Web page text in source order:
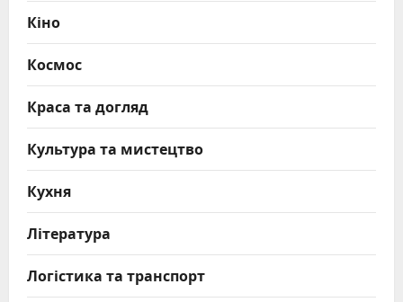
Кіно
Космос
Краса та догляд
Культура та мистецтво
Кухня
Література
Логістика та транспорт